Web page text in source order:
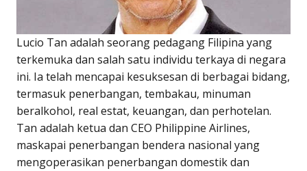
Lucio Tan adalah seorang pedagang Filipina yang
terkemuka dan salah satu individu terkaya di negara
ini. Ia telah mencapai kesuksesan di berbagai bidang,
termasuk penerbangan, tembakau, minuman
beralkohol, real estat, keuangan, dan perhotelan.
Tan adalah ketua dan CEO Philippine Airlines,
maskapai penerbangan bendera nasional yang
mengoperasikan penerbangan domestik dan